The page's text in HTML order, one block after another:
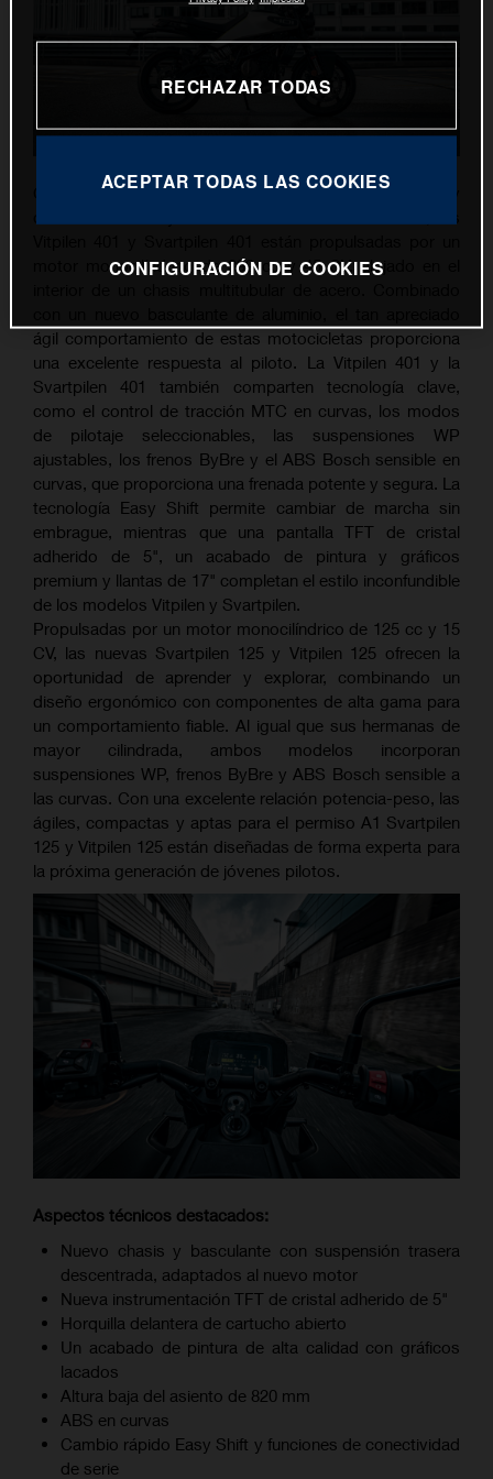
Caracterizadas por un comportamiento atractivo y
motor monocilíndrico de 399 cc y 45 CV, alojado en el
ágil comportamiento de estas motocicletas proporciona
una excelente respuesta al piloto. La Vitpilen 401 y la
Svartpilen 401 también comparten tecnología clave,
como el control de tracción MTC en curvas, los modos
de pilotaje seleccionables, las suspensiones WP
ajustables, los frenos ByBre y el ABS Bosch sensible en
curvas, que proporciona una frenada potente y segura. La
tecnología Easy Shift permite cambiar de marcha sin
embrague, mientras que una pantalla TFT de cristal
adherido de 5", un acabado de pintura y gráficos
premium y llantas de 17" completan el estilo inconfundible
de los modelos Vitpilen y Svartpilen.
Propulsadas por un motor monocilíndrico de 125 cc y 15
CV, las nuevas Svartpilen 125 y Vitpilen 125 ofrecen la
oportunidad de aprender y explorar, combinando un
diseño ergonómico con componentes de alta gama para
un comportamiento fiable. Al igual que sus hermanas de
mayor cilindrada, ambos modelos incorporan
suspensiones WP, frenos ByBre y ABS Bosch sensible a
las curvas. Con una excelente relación potencia-peso, las
ágiles, compactas y aptas para el permiso A1 Svartpilen
125 y Vitpilen 125 están diseñadas de forma experta para
la próxima generación de jóvenes pilotos.
Aspectos técnicos destacados:
Nuevo chasis y basculante con suspensión trasera
descentrada, adaptados al nuevo motor
Nueva instrumentación TFT de cristal adherido de 5"
Horquilla delantera de cartucho abierto
Un acabado de pintura de alta calidad con gráficos
lacados
Altura baja del asiento de 820 mm
ABS en curvas
Cambio rápido Easy Shift y funciones de conectividad
de serie
RECHAZAR TODAS
ACEPTAR TODAS LAS COOKIES
CONFIGURACIÓN DE COOKIES